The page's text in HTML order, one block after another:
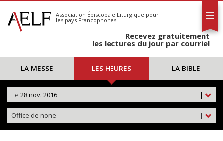
S'abonner
Calendrier
Association Épiscopale Liturgique pour
les pays Francophones
Recevez gratuitement
les lectures du jour par courriel
LA MESSE LES HEURES LA BIBLE
|
Le 28 nov. 2016
|
Office de none